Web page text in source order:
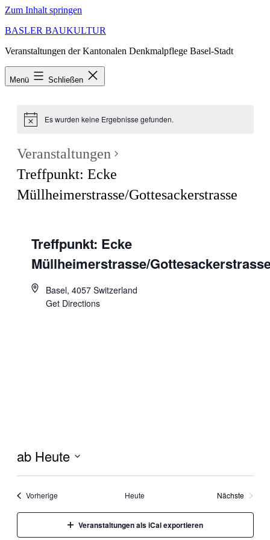
Zum Inhalt springen
BASLER BAUKULTUR
Veranstaltungen der Kantonalen Denkmalpflege Basel-Stadt
Menü Schließen
Es wurden keine Ergebnisse gefunden.
Veranstaltungen
Treffpunkt: Ecke
Müllheimerstrasse/Gottesackerstrasse
Treffpunkt: Ecke
Müllheimerstrasse/
Basel, 4057 Switzerland
Get Directions
ab Heute
VorherigeVeranstaltungen Heute
Nächste
Veranstaltungen als iCal exportieren